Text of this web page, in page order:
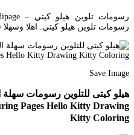
رسومات تلوين هيلو كيتي. اهلا وسهلا
Save Image
Pages Hello Kitty Drawing
Kitty Coloring